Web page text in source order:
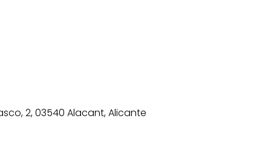
2, 03540 Alacant, Alicante